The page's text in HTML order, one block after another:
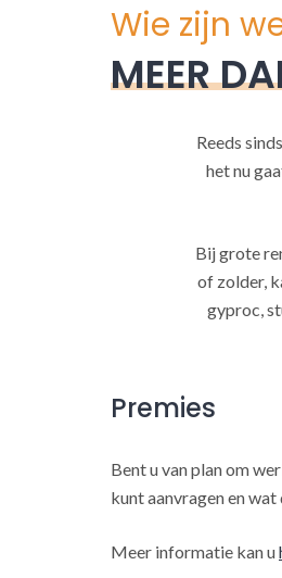
Wie zijn
MEER
Reeds
het nu
Bij grote
of zolder,
gyproc,
Premies
Bent u van plan om
kunt aanvragen en
Meer informatie kan u